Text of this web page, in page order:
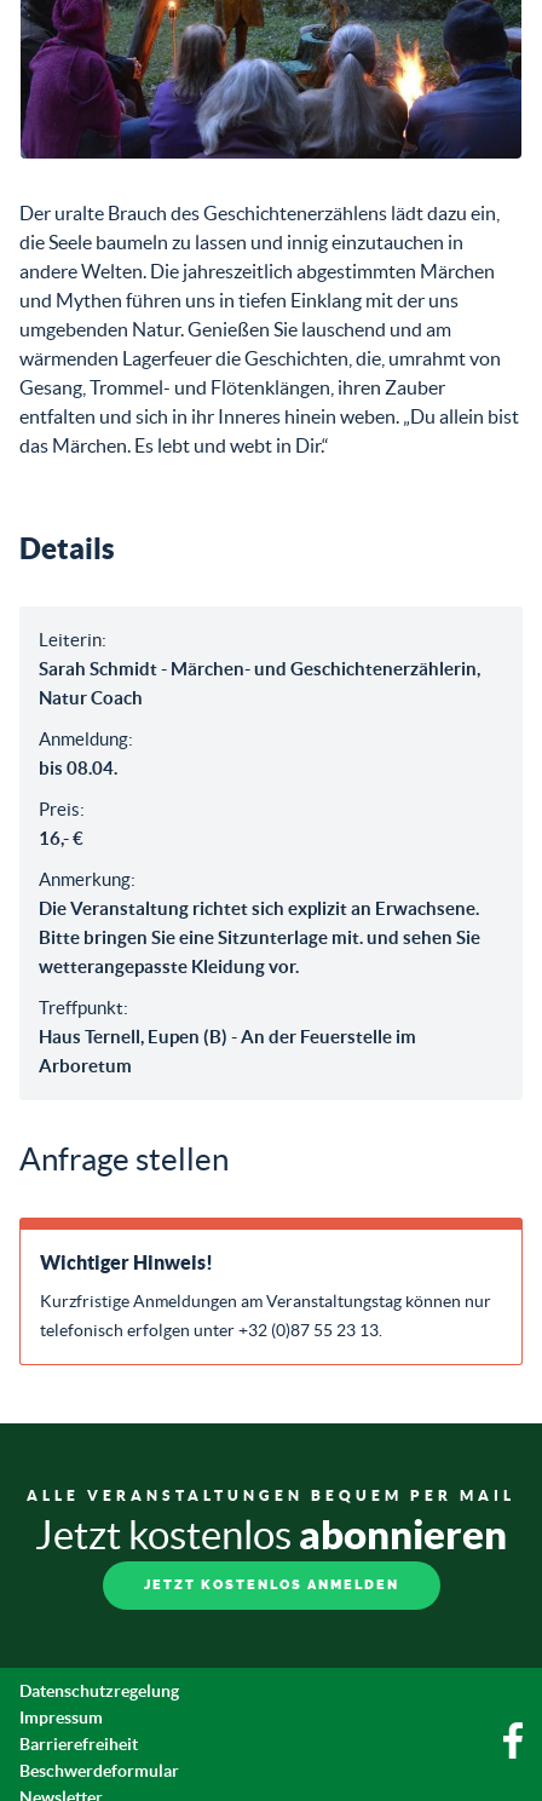
Der uralte Brauch des Geschichtenerzählens lädt dazu ein,
die Seele baumeln zu lassen und innig einzutauchen in
andere Welten. Die jahreszeitlich abgestimmten Märchen
und Mythen führen uns in tiefen Einklang mit der uns
umgebenden Natur. Genießen Sie lauschend und am
wärmenden Lagerfeuer die Geschichten, die, umrahmt von
Gesang, Trommel- und Flötenklängen, ihren Zauber
entfalten und sich in ihr Inneres hinein weben. „Du allein bist
das Märchen. Es lebt und webt in Dir.“
Details
Leiterin:
Sarah Schmidt - Märchen- und Geschichtenerzählerin,
Natur Coach
Anmeldung:
bis 08.04.
Preis:
16,- €
Anmerkung:
Die Veranstaltung richtet sich explizit an Erwachsene.
Bitte bringen Sie eine Sitzunterlage mit. und sehen Sie
wetterangepasste Kleidung vor.
Treffpunkt:
Haus Ternell, Eupen (B) - An der Feuerstelle im
Arboretum
Anfrage stellen
Wichtiger Hinweis!
Kurzfristige Anmeldungen am Veranstaltungstag können nur
telefonisch erfolgen unter +32 (0)87 55 23 13.
ALLE VERANSTALTUNGEN BEQUEM PER MAIL
Jetzt kostenlos abonnieren
JETZT KOSTENLOS ANMELDEN
Datenschutzregelung
Impressum
Barrierefreiheit
Beschwerdeformular